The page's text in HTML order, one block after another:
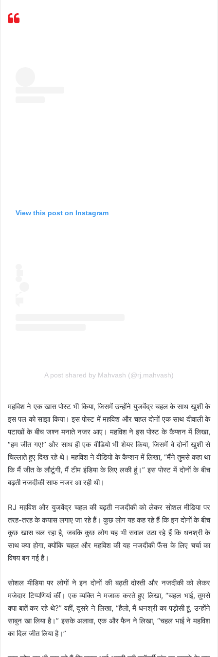
View this post on Instagram
A post shared by Mahvash (@rj.mahvash)
महविश ने एक खास पोस्ट भी किया, जिसमें उन्होंने युजवेंद्र चहल के साथ खुशी के
इस पल को साझा किया। इस पोस्ट में महविश और चहल दोनों एक साथ दीवाली के
पटाखों के बीच जश्न मनाते नजर आए। महविश ने इस पोस्ट के कैप्शन में लिखा,
“हम जीत गए!” और साथ ही एक वीडियो भी शेयर किया, जिसमें वे दोनों खुशी से
चिल्लाते हुए दिख रहे थे। महविश ने वीडियो के कैप्शन में लिखा, “मैंने तुमसे कहा था
कि मैं जीत के लौटूंगी, मैं टीम इंडिया के लिए लकी हूं।” इस पोस्ट में दोनों के बीच
बढ़ती नजदीकी साफ नजर आ रही थी।
RJ महविश और युजवेंद्र चहल की बढ़ती नजदीकी को लेकर सोशल मीडिया पर
तरह-तरह के कयास लगाए जा रहे हैं। कुछ लोग यह कह रहे हैं कि इन दोनों के बीच
कुछ खास चल रहा है, जबकि कुछ लोग यह भी सवाल उठा रहे हैं कि धनश्री के
साथ क्या होगा, क्योंकि चहल और महविश की यह नजदीकी फैंस के लिए चर्चा का
विषय बन गई है।
सोशल मीडिया पर लोगों ने इन दोनों की बढ़ती दोस्ती और नजदीकी को लेकर
मजेदार टिप्पणियां कीं। एक व्यक्ति ने मजाक करते हुए लिखा, “चहल भाई, तुमसे
क्या बातें कर रहे थे?” वहीं, दूसरे ने लिखा, “हैलो, मैं धनश्री का पड़ोसी हूं, उन्होंने
साबुन खा लिया है।” इसके अलावा, एक और फैन ने लिखा, “चहल भाई ने महविश
का दिल जीत लिया है।”